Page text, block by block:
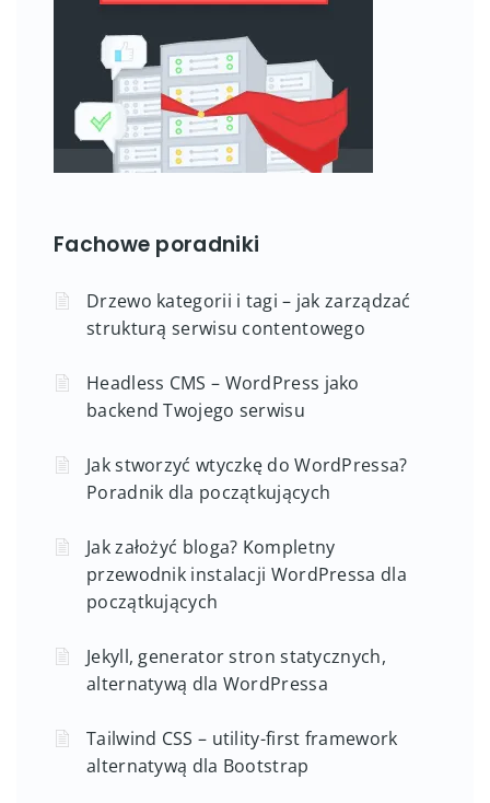
Fachowe poradniki
Drzewo kategorii i tagi – jak zarządzać
strukturą serwisu contentowego
Headless CMS – WordPress jako
backend Twojego serwisu
Jak stworzyć wtyczkę do WordPressa?
Poradnik dla początkujących
Jak założyć bloga? Kompletny
przewodnik instalacji WordPressa dla
początkujących
Jekyll, generator stron statycznych,
alternatywą dla WordPressa
Tailwind CSS – utility-first framework
alternatywą dla Bootstrap